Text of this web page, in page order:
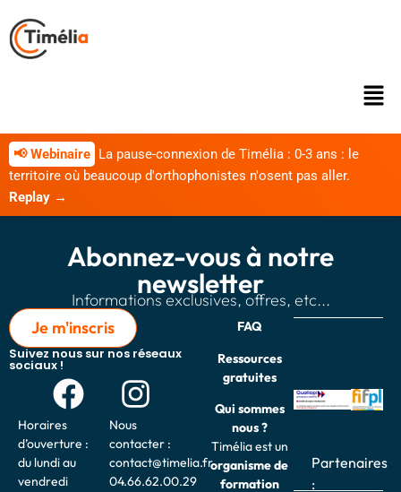
📢 Webinaire
La pause-connexion de Timélia : 0-3 ans : le
territoire où beaucoup d'orthophonistes n'osent pas aller.
Replay →
Abonnez-vous à notre
newsletter
Informations exclusives, offres, etc...
Je m'inscris
Suivez nous sur nos réseaux
sociaux !
Horaires
d’ouverture :
du lundi au
vendredi
Nous
contacter :
contact@timelia.fr
04.66.62.00.29
FAQ
Ressources
gratuites
Qui sommes
nous ?
Timélia est un
organisme de
formation
Partenaires
: